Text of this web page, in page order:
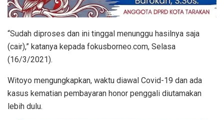
“Sudah diproses dan ini tinggal menunggu hasilnya saja
(cair),” katanya kepada fokusborneo.com, Selasa
(16/3/2021).
Witoyo mengungkapkan, waktu diawal Covid-19 dan ada
kasus kematian pembayaran honor penggali diutamakan
lebih dulu.